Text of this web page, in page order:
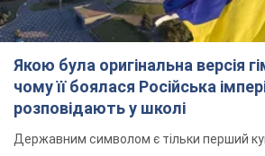
Якою була оригінальна версія
чому її боялася Російська
розповідають у школі
Державним символом є тільки перший